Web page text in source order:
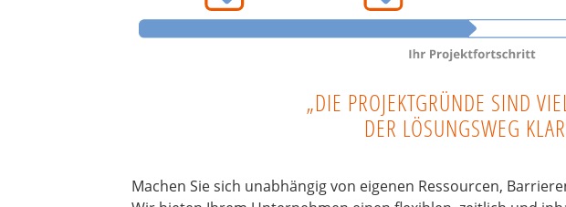
„DIE PROJEKTGRÜNDE SIND
DER LÖSUNGSWEG
Machen Sie sich unabhängig von eigenen Ressourcen,